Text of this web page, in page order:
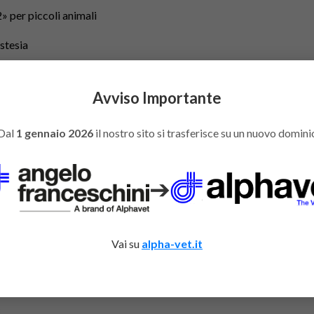
per piccoli animali
un set circuito paziente standard
paziente e pressione troppo elevata.
Avviso Importante
1 gennaio 2026il nostro sito si trasferisce su un nuovo
➔
Vai su alpha-vet.it